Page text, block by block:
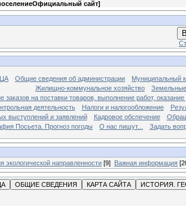
сайт]
Общие сведения об администрации
Муниципальный
Жилищно-коммунальное хозяйство
заказов на поставки товаров, выполнение работ,
деятельность
Налоги и налогообложение
выступлений и заявлений
Кадровое обспечение
Посьета. Прогноз погоды
О нас пишут... Задать
экологической направленности [9] Важная информация